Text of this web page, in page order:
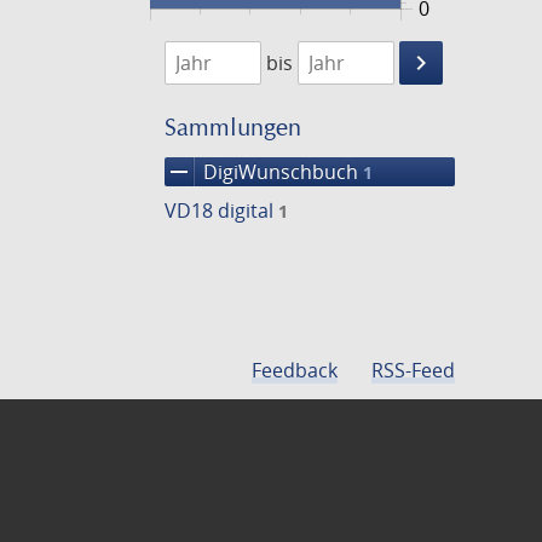
0
1771
1772
bis
keyboard_arrow_right
Suche
Sammlungen
remove DigiWunschbuch 1
VD18 digital 1
Feedback RSS-Feed